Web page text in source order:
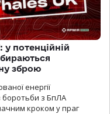
потенційній
зброю
енергії
боротьби з БпЛА
кроком у праг